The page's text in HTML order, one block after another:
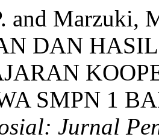
and Marzuki,
DAN
SMPN 1
Jurnal